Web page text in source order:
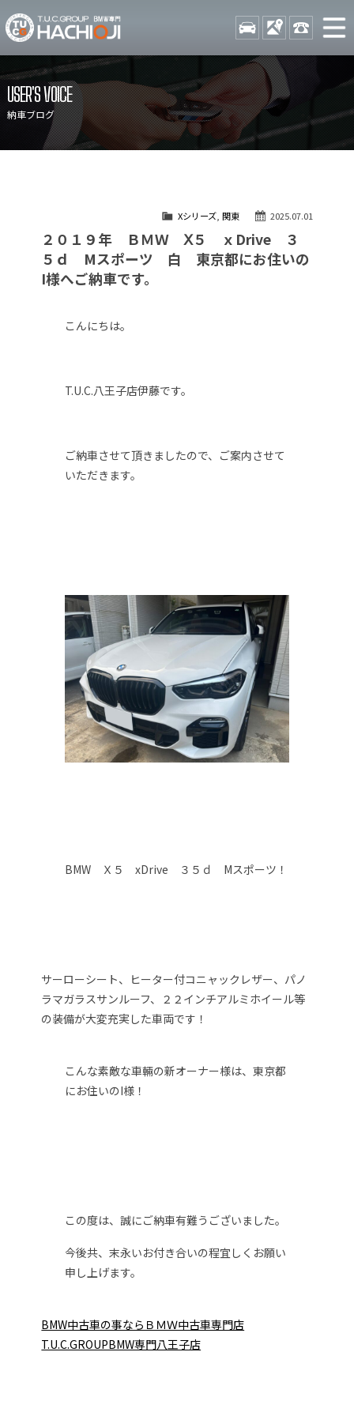
TUCグループ BMW専門 八
STOCK ACCESS 042-
ニュース
在庫リスト
目玉車両一覧
店舗紹介
保証＆サービス
アクセスマップ
自動車保険
TUCとは？
リクルート
納車blog
USER'S VOICE
納車ブログ
2025.07.01
Xシリーズ, 関東
２０１９年 ＢＭＷ Ⅹ５ ｘDrive ３
５ｄ Mスポーツ 白 東京都にお住いの
I様へご納車です。
こんにちは。
T.U.C.八王子店伊藤です。
ご納車させて頂きましたので、ご案内させて
いただきます。
BMW Ｘ５ xDrive ３５ｄ Mスポーツ！
サーローシート、ヒーター付コニャックレザー、パノ
ラマガラスサンルーフ、２２インチアルミホイール等
の装備が大変充実した車両です！
こんな素敵な車輛の新オーナー様は、東京都
にお住いのI様！
この度は、誠にご納車有難うございました。
今後共、末永いお付き合いの程宜しくお願い
申し上げます。
BMW中古車の事ならＢＭＷ中古車専門店
T.U.C.GROUPBMW専門八王子店